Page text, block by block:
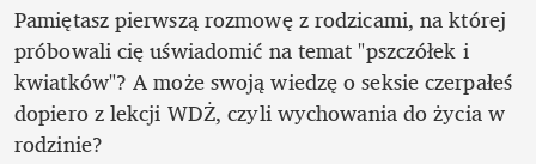
Pamiętasz pierwszą rozmowę z rodzicami, na której
próbowali cię uświadomić na temat "pszczółek i
kwiatków"? A może swoją wiedzę o seksie czerpałeś
dopiero z lekcji WDŻ, czyli wychowania do życia w
rodzinie?